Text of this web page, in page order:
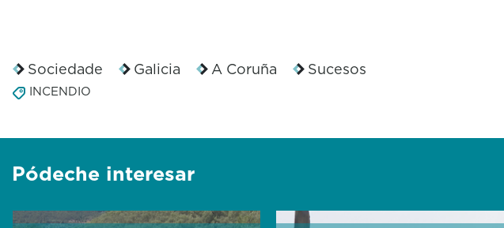
Sociedade Galicia A Coruña Sucesos
INCENDIO
Pódeche interesar